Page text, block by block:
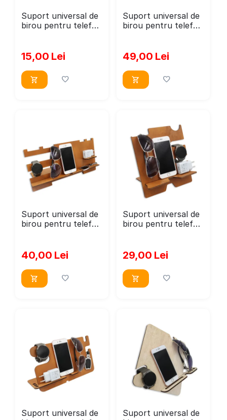
Suport universal de
birou pentru telefon
15,00 Lei
Suport universal de
birou pentru telefon
SP22-SET, din lemn
49,00 Lei
Suport universal de
birou pentru telefon
WoodMag PD02,
dimensiune
35x18cm, din lemn
40,00 Lei
Suport universal de
birou pentru telefon
WoodMag PD03, din
lemn,
29,00 Lei
Suport universal de
Suport universal de